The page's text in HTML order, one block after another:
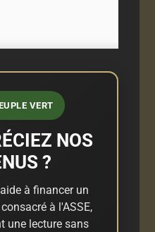
VERT
NOS
?
à financer un
à l'ASSE,
une lecture sans